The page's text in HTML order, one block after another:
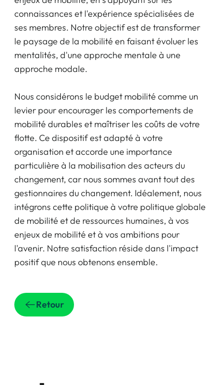
connaissances et l'expérience spécialisées de
ses membres. Notre objectif est de transformer
le paysage de la mobilité en faisant évoluer les
mentalités, d'une approche mentale à une
approche modale.
Nous considérons le budget mobilité comme un
levier pour encourager les comportements de
mobilité durables et maîtriser les coûts de votre
flotte. Ce dispositif est adapté à votre
organisation et accorde une importance
particulière à la mobilisation des acteurs du
changement, car nous sommes avant tout des
gestionnaires du changement. Idéalement, nous
intégrons cette politique à votre politique globale
de mobilité et de ressources humaines, à vos
enjeux de mobilité et à vos ambitions pour
l'avenir. Notre satisfaction réside dans l'impact
positif que nous obtenons ensemble.
Retour